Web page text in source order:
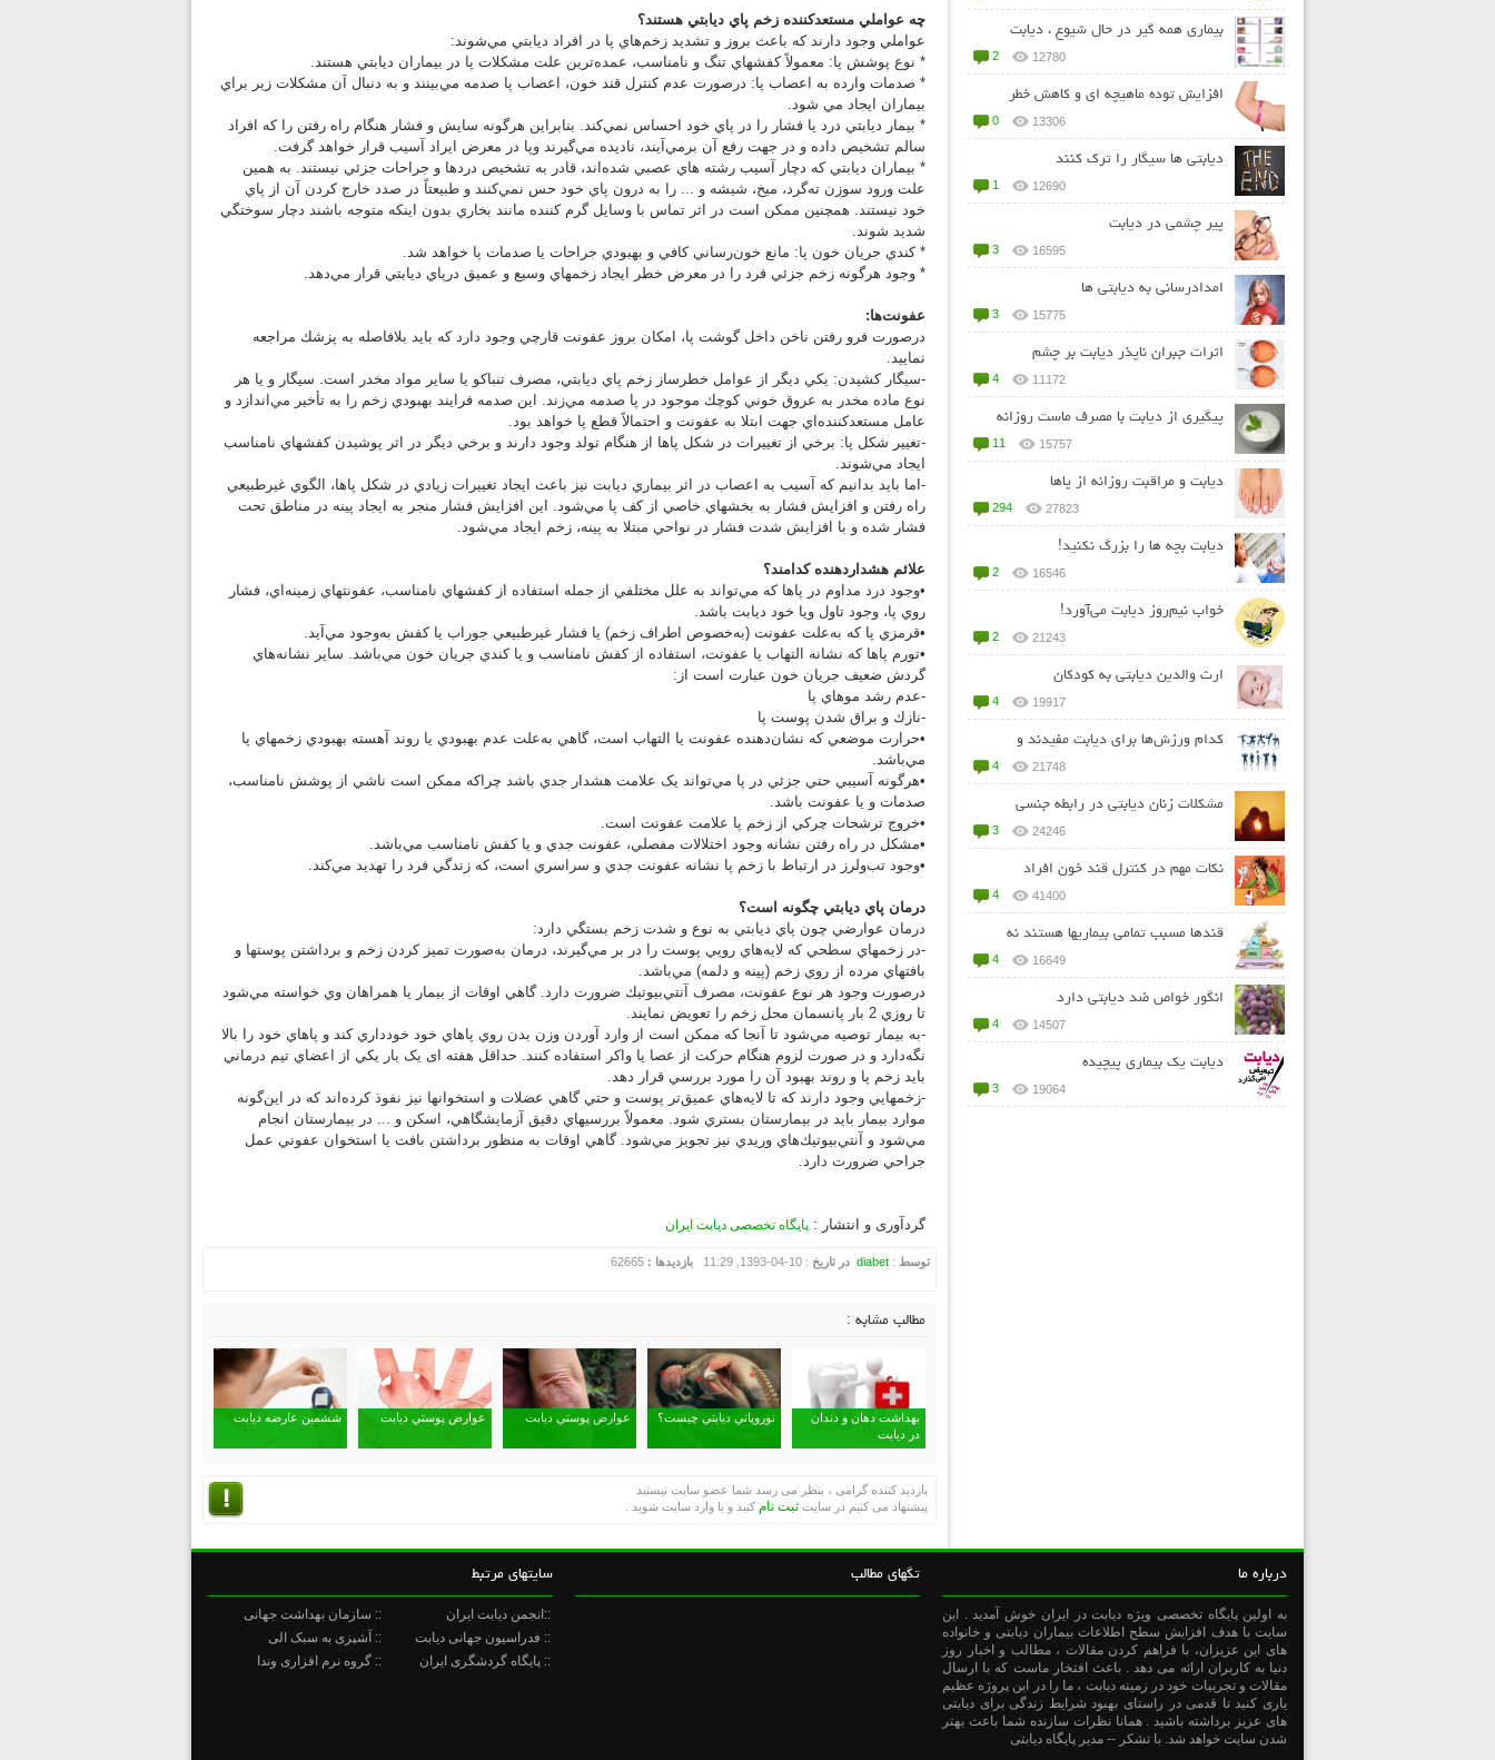
بيماري همه گير در حال شيوع ، دیابت
2 12780
افزایش توده ماهیچه ای و کاهش خطر
0 13306
دیابتی ها سیگار را ترک کنند
1 12690
پیر چشمی در دیابت
3 16595
امدادرسانی به دیابتی ها
3 15775
اثرات جبران ناپذر دیابت بر چشم
4 11172
پیگیری از دیابت با مصرف ماست روزانه
11 15757
دیابت و مراقبت روزانه از پاها
294 27823
ديابت بچه ها را بزرگ نکنيد!
2 16546
خواب نيم‌روز ديابت مي‌آورد!
2 21243
ارث والدین دیابتی به کودکان
4 19917
کدام ورزش‌ها برای دیابت مفیدند و
4 21748
مشکلات زنان دیابتی در رابطه جنسی
3 24246
نکات مهم در کنترل قند خون افراد
4 41400
قندها مسبب تمامی بیماریها هستند نه
4 16649
انگور خواص ضد دیابتی دارد
4 14507
ديابت يک بيماري پيچيده
3 19064
چه عواملي مستعدكننده زخم پاي ديابتي هستند؟
عواملي وجود دارند كه باعث بروز و تشديد زخم‌هاي پا در افراد ديابتي مي‌شوند:
* نوع پوشش پا: معمولاً كفشهاي تنگ و نامناسب، عمده‌ترين علت مشكلات پا در بيماران ديابتي هستند.
* صدمات وارده به اعصاب پا: درصورت عدم كنترل قند خون، اعصاب پا صدمه مي‌بينند و به دنبال آن مشکلات زير براي
بيماران ايجاد مي شود.
* بيمار ديابتي درد يا فشار را در پاي خود احساس نمي‌كند. بنابراين هرگونه سايش و فشار هنگام راه رفتن را كه افراد
سالم تشخيص داده و در جهت رفع آن برمي‌آيند، ناديده مي‌گيرند وپا در معرض ايراد آسيب قرار خواهد گرفت.
* بيماران ديابتي كه دچار آسيب رشته هاي عصبي شده‌اند، قادر به تشخيص دردها و جراحات جزئي نيستند. به همين
علت ورود سوزن ته‌گرد، ميخ، شيشه و ... را به درون پاي خود حس نمي‌كنند و طبيعتاً در صدد خارج كردن آن از پاي
خود نيستند. همچنين ممکن است در اثر تماس با وسايل گرم کننده مانند بخاري بدون اينکه متوجه باشند دچار سوختگي
شديد شوند.
* كندي جريان خون پا: مانع خون‌رساني كافي و بهبودي جراحات يا صدمات پا خواهد شد.
* وجود هرگونه زخم جزئي فرد را در معرض خطر ايجاد زخمهاي وسيع و عميق درپاي ديابتي قرار مي‌دهد.
عفونت‌ها:
درصورت فرو رفتن ناخن داخل گوشت پا، امكان بروز عفونت قارچي وجود دارد كه بايد بلافاصله به پزشك مراجعه
نماييد.
-سيگار كشيدن: يكي ديگر از عوامل خطرساز زخم پاي ديابتي، مصرف تنباكو يا ساير مواد مخدر است. سيگار و يا هر
نوع ماده مخدر به عروق خوني كوچك موجود در پا صدمه مي‌زند. اين صدمه فرايند بهبودي زخم را به تأخير مي‌اندازد و
عامل مستعد‌كننده‌اي جهت ابتلا به عفونت و احتمالاً قطع پا خواهد بود.
-تغيير شكل پا: برخي از تغييرات در شكل پاها از هنگام تولد وجود دارند و برخي ديگر در اثر پوشيدن كفشهاي نامناسب
ايجاد مي‌شوند.
-اما بايد بدانيم كه آسيب به اعصاب در اثر بيماري ديابت نيز باعث ايجاد تغييرات زيادي در شكل پاها، الگوي غيرطبيعي
راه رفتن و افزايش فشار به بخشهاي خاصي از كف پا مي‌شود. اين افزايش فشار منجر به ايجاد پينه در مناطق تحت
فشار شده و با افزايش شدت فشار در نواحي مبتلا به پينه، زخم ايجاد مي‌شود.
علائم هشداردهنده کدامند؟
•وجود درد مداوم در پاها كه مي‌تواند به علل مختلفي از جمله استفاده از كفشهاي نامناسب، عفونتهاي زمينه‌اي، فشار
روي پا، وجود تاول ويا خود ديابت باشد.
•قرمزي پا كه به‌علت عفونت (به‌خصوص اطراف زخم) يا فشار غيرطبيعي جوراب يا كفش به‌وجود مي‌آيد.
•تورم پاها كه نشانه التهاب يا عفونت، استفاده از كفش نامناسب و يا كندي جريان خون مي‌باشد. ساير نشانه‌هاي
گردش ضعيف جريان خون عبارت است از:
-عدم رشد موهاي پا
-نازك و براق شدن پوست پا
•حرارت موضعي كه نشان‌دهنده عفونت يا التهاب است، گاهي به‌علت عدم بهبودي يا روند آهسته بهبودي زخمهاي پا
مي‌باشد.
•هرگونه آسيبي حتي جزئي در پا مي‌تواند يک علامت هشدار جدي باشد چراكه ممكن است ناشي از پوشش نامناسب،
صدمات و يا عفونت باشد.
•خروج ترشحات چركي از زخم پا علامت عفونت است.
•مشكل در راه رفتن نشانه وجود اختلالات مفصلي، عفونت جدي و يا كفش نامناسب مي‌باشد.
•وجود تب‌ولرز در ارتباط با زخم پا نشانه عفونت جدي و سراسري است، كه زندگي فرد را تهديد مي‌كند.
درمان پاي ديابتي چگونه است؟
درمان عوارضي چون پاي ديابتي به نوع و شدت زخم بستگي دارد:
-در زخمهاي سطحي كه لايه‌هاي رويي پوست را در بر مي‌گيرند، درمان به‌صورت تميز كردن زخم و برداشتن پوستها و
بافتهاي مرده از روي زخم (پينه و دلمه) مي‌باشد.
درصورت وجود هر نوع عفونت، مصرف آنتي‌بيوتيك ضرورت دارد. گاهي اوقات از بيمار يا همراهان وي خواسته مي‌شود
تا روزي 2 بار پانسمان محل زخم را تعويض نمايند.
-به بيمار توصيه مي‌شود تا آنجا كه ممكن است از وارد آوردن وزن بدن روي پاهاي خود خودداري كند و پاهاي خود را بالا
نگه‌دارد و در صورت لزوم هنگام حرکت از عصا يا واکر استفاده کنند. حداقل هفته ای يک بار يكي از اعضاي تيم درماني
بايد زخم پا و روند بهبود آن را مورد بررسي قرار دهد.
-زخمهايي وجود دارند كه تا لايه‌هاي عميق‌تر پوست و حتي گاهي عضلات و استخوانها نيز نفوذ كرده‌اند كه در اين‌گونه
موارد بيمار بايد در بيمارستان بستري شود. معمولاً بررسيهاي دقيق آزمايشگاهي، اسكن و ... در بيمارستان انجام
مي‌شود و آنتي‌بيوتيك‌هاي وريدي نيز تجويز مي‌شود. گاهي اوقات به منظور برداشتن بافت يا استخوان عفوني عمل
جراحي ضرورت دارد.
گردآوری و انتشار : پایگاه تخصصی دیابت ایران
توسط :
diabet در تاریخ : 10-04-1393, 11:29 بازدیدها :
مطالب مشابه :
بهداشت دهان و دندان
در دیابت
نوروپاتي ديابتي چيست؟ عوارض پوستي ديابت عوارض پوستي ديابت ششمين عارضه ديابت
بازدید کننده گرامی ، بنظر می رسد شما عضو سایت نیستید
پیشنهاد می کنیم در سایت ثبت نام کنید و یا وارد سایت شوید .
درباره ما
به اولین پایگاه تخصصی ویژه دیابت در ایران خوش آمديد . اين
سايت با هدف افزايش سطح اطلاعات بیماران دیابتی و خانواده
های این عزیزان، با فراهم کردن مقالات ، مطالب و اخبار روز
دنیا به کاربران ارائه می دهد . باعث افتخار ماست که با ارسال
مقالات و تجربیات خود در زمینه دیابت ، ما را در این پروژه عظیم
یاری کنید تا قدمی در راستای بهبود شرایط زندگی برای دیابتی
های عزیز برداشته باشید . همانا نظرات سازنده شما باعث بهتر
شدن سایت خواهد شد. با تشکر -- مدیر پایگاه دیابتی
تگهای مطالب سایتهای مرتبط
::انجمن دیابت ایران
:: سازمان بهداشت جهانی
:: فدراسیون جهانی دیابت
:: آشپزی به سبک الی
:: پایگاه گردشگری ایران
:: گروه نرم افزاری وندا